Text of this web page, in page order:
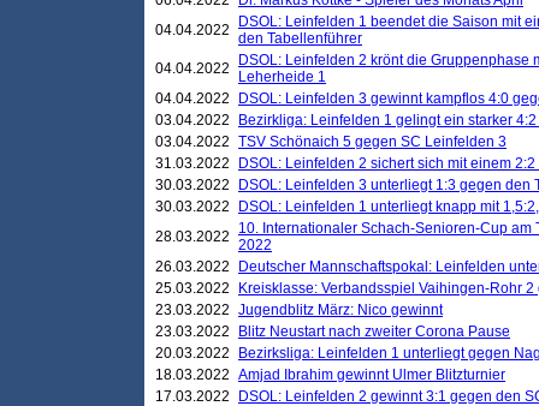
04.04.2022
DSOL: Leinfelden 1 beendet die Saison mit
den Tabellenführer
04.04.2022
DSOL: Leinfelden 2 krönt die Gruppenphase
Leherheide 1
04.04.2022
DSOL: Leinfelden 3 gewinnt kampflos 4:0
03.04.2022
Bezirkliga: Leinfelden 1 gelingt ein starker
03.04.2022 TSV Schönaich 5 gegen SC Leinfelden 3
31.03.2022
DSOL: Leinfelden 2 sichert sich mit einem
30.03.2022
DSOL: Leinfelden 3 unterliegt 1:3 gegen den
30.03.2022
DSOL: Leinfelden 1 unterliegt knapp mit
28.03.2022
10. Internationaler Schach-Senioren-Cup am
2022
26.03.2022
Deutscher Mannschaftspokal: Leinfelden
25.03.2022
Kreisklasse: Verbandsspiel Vaihingen-Rohr
23.03.2022 Jugendblitz März: Nico gewinnt
23.03.2022
Blitz Neustart nach zweiter Corona Pause
20.03.2022
Bezirksliga: Leinfelden 1 unterliegt gegen
18.03.2022 Amjad Ibrahim gewinnt Ulmer Blitzturnier
17.03.2022
DSOL: Leinfelden 2 gewinnt 3:1 gegen den